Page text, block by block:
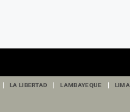
LA LIBERTAD LAMBAYEQUE LIMA